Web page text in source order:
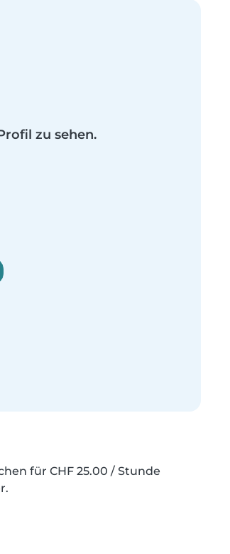
zu sehen.
für CHF 25.00 / Stunde